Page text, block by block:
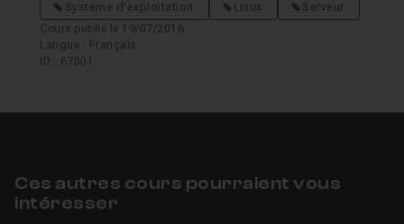
Système d'exploitation Linux
Serveur
Cours publié le 19/07/2016
Langue : Français
ID : 67001
Ces autres cours pourraient vous
intéresser